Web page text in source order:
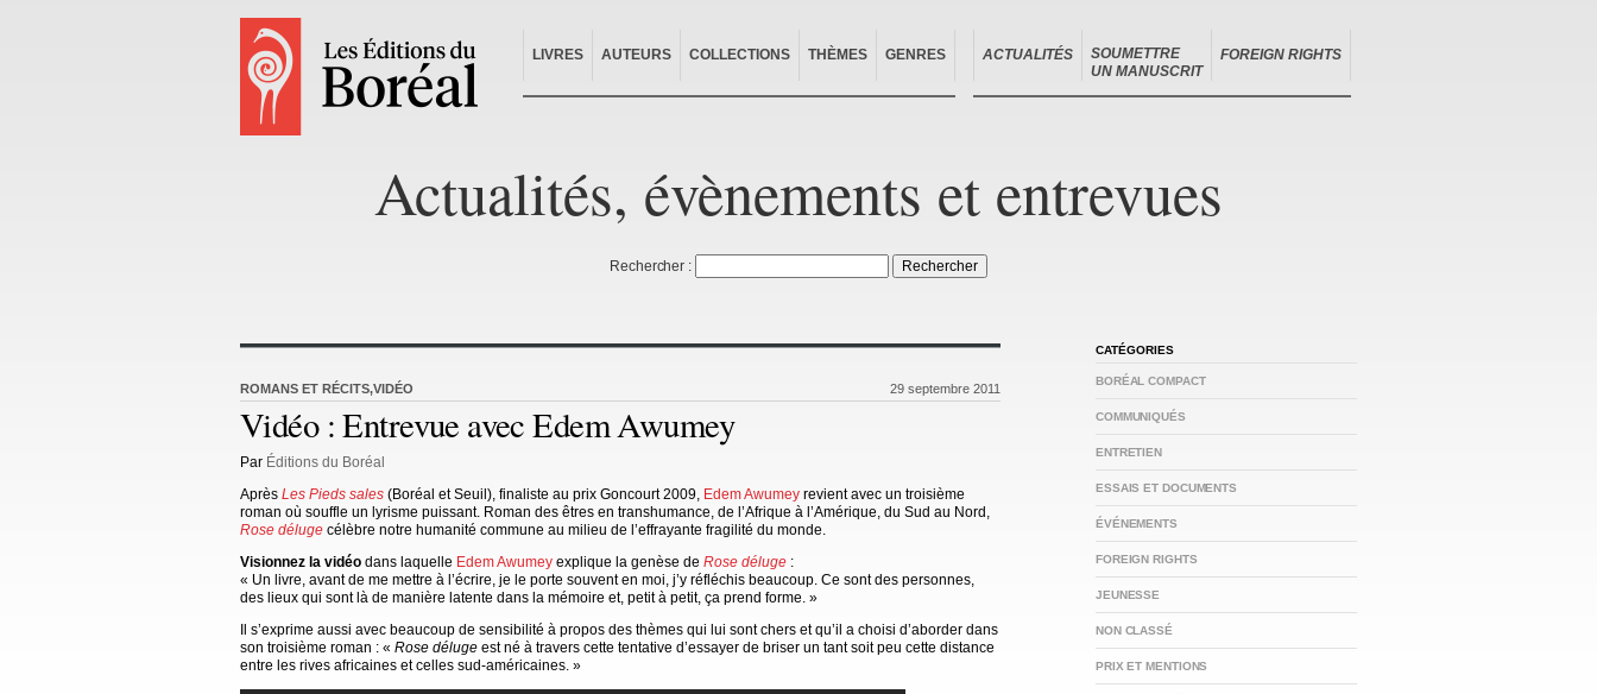
LIVRES AUTEURS COLLECTIONS THÈMES GENRES ACTUALITÉS
SOUMETTRE
UN MANUSCRIT
FOREIGN RIGHTS
Actualités, évènements et entrevues
Rechercher :
ROMANS ET RÉCITS,VIDÉO 29 septembre 2011
Vidéo : Entrevue avec Edem Awumey
Par Éditions du Boréal
Après Les Pieds sales (Boréal et Seuil), finaliste au prix Goncourt 2009, Edem Awumey revient avec un troisième
roman où souffle un lyrisme puissant. Roman des êtres en transhumance, de l’Afrique à l’Amérique, du Sud au Nord,
Rose déluge célèbre notre humanité commune au milieu de l’effrayante fragilité du monde.
Visionnez la vidéo dans laquelle Edem Awumey explique la genèse de Rose déluge :
« Un livre, avant de me mettre à l’écrire, je le porte souvent en moi, j’y réfléchis beaucoup. Ce sont des personnes,
des lieux qui sont là de manière latente dans la mémoire et, petit à petit, ça prend forme. »
Il s’exprime aussi avec beaucoup de sensibilité à propos des thèmes qui lui sont chers et qu’il a choisi d’aborder dans
son troisième roman : « Rose déluge est né à travers cette tentative d’essayer de briser un tant soit peu cette distance
entre les rives africaines et celles sud-américaines. »
CATÉGORIES
BORÉAL COMPACT
COMMUNIQUÉS
ENTRETIEN
ESSAIS ET DOCUMENTS
ÉVÉNEMENTS
FOREIGN RIGHTS
JEUNESSE
NON CLASSÉ
PRIX ET MENTIONS